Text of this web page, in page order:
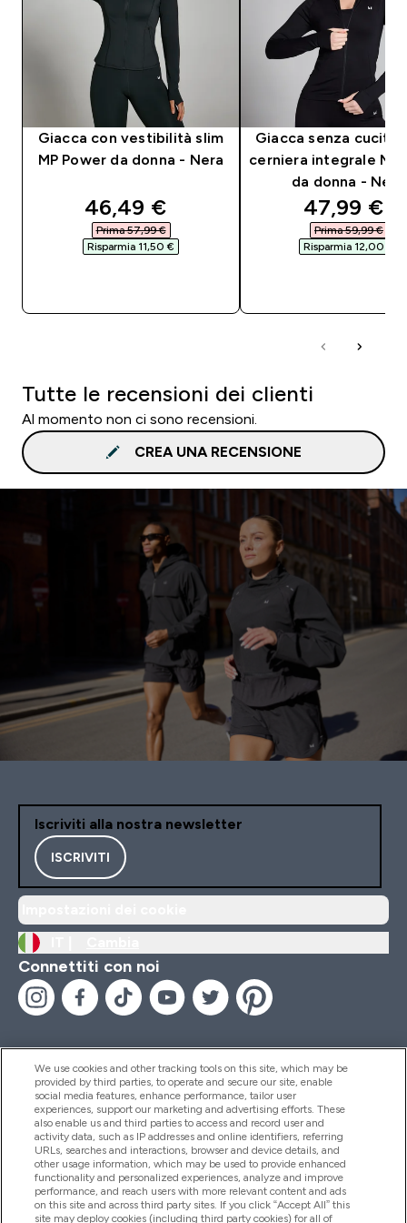
Giacca con vestibilità slim
MP Power da donna - Nera
discounted price
46,49 €‎
Prima 57,99 €‎
Risparmia 11,50 €‎
Giacca senza
cerniera integrale MP
da donna - Nero
47,99 €‎
Prima 59,99 €‎
Risparmia 12,00 €‎
Tutte le recensioni dei clienti
Al momento non ci sono recensioni.
CREA UNA RECENSIONE
Iscriviti alla nostra newsletter
ISCRIVITI
Connettiti con noi
Aiuto & Informazioni
Prodotti
Chi Siamo
We use cookies and other tracking tools on this site, which may be
provided by third parties, to operate and secure our site, enable
social media features, enhance performance, tailor user
experiences, support our marketing and advertising efforts. These
also enable us and third parties to access and record user and
activity data, such as IP addresses and online identifiers, referring
URLs, searches and interactions, browser and device details, and
other usage information, which may be used to provide enhanced
functionality and personalized experiences, analyze and improve
performance, and reach users with more relevant content and ads
on this site and across third party sites. If you click “Accept All” this
site may deploy cookies (including third party cookies) for all of